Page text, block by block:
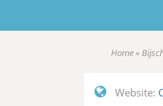
Home»
Website: